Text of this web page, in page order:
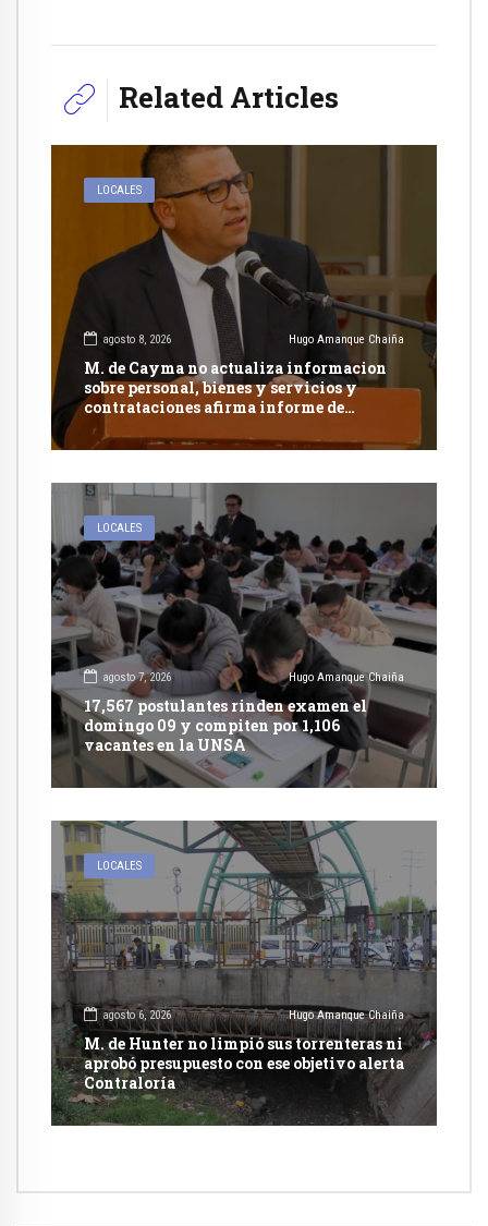
Related Articles
LOCALES
agosto 8, 2026 Hugo Amanque Chaiña
M. de Cayma no actualiza informacion
sobre personal, bienes y servicios y
contrataciones afirma informe de
Contraloría
LOCALES
agosto 7, 2026 Hugo Amanque Chaiña
17,567 postulantes rinden examen el
domingo 09 y compiten por 1,106
vacantes en la UNSA
LOCALES
agosto 6, 2026 Hugo Amanque Chaiña
M. de Hunter no limpió sus torrenteras ni
aprobó presupuesto con ese objetivo alerta
Contraloría